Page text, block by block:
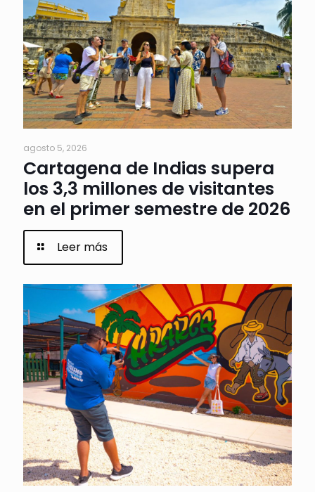
agosto 5, 2026
Cartagena de Indias supera
los 3,3 millones de visitantes
en el primer semestre de 2026
Leer más